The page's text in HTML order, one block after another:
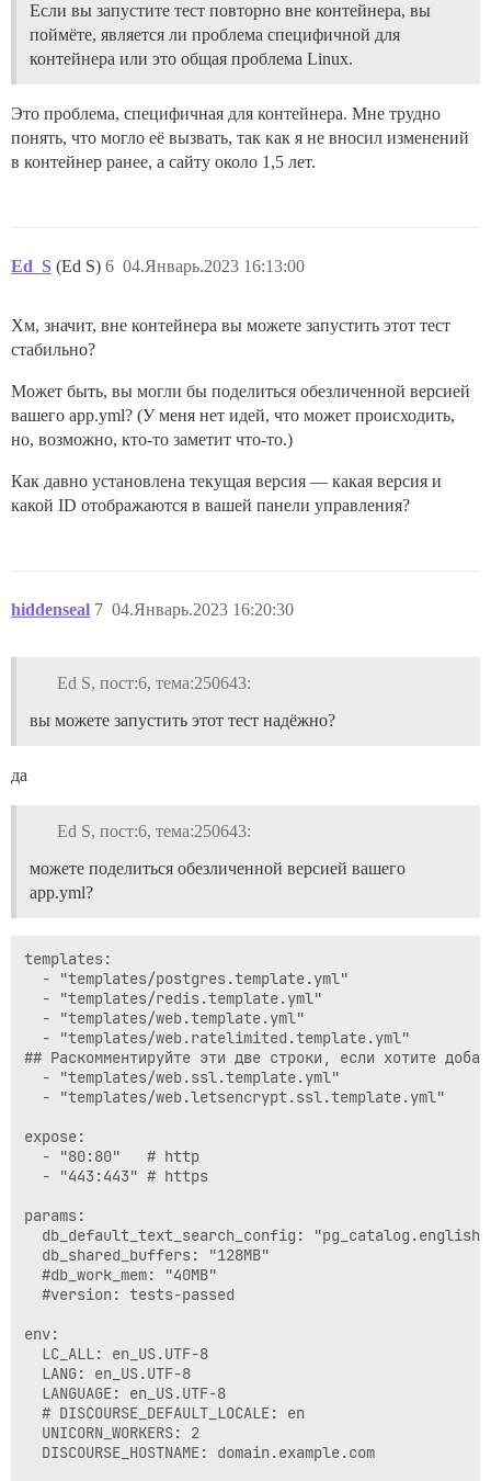
Если вы запустите тест повторно вне контейнера, вы
поймёте, является ли проблема специфичной для
контейнера или это общая проблема Linux.
Это проблема, специфичная для контейнера. Мне трудно
понять, что могло её вызвать, так как я не вносил изменений
в контейнер ранее, а сайту около 1,5 лет.
Ed_S (Ed S) 04.Январь.2023 16:13:00
6
Хм, значит, вне контейнера вы можете запустить этот тест
стабильно?
Может быть, вы могли бы поделиться обезличенной версией
вашего app.yml? (У меня нет идей, что может происходить,
но, возможно, кто-то заметит что-то.)
Как давно установлена текущая версия — какая версия и
какой ID отображаются в вашей панели управления?
hiddenseal 04.Январь.2023 16:20:30
7
Ed S, пост:6, тема:250643:
вы можете запустить этот тест надёжно?
да
Ed S, пост:6, тема:250643:
можете поделиться обезличенной версией вашего
app.yml?
templates:
  - "templates/postgres.template.yml"
  - "templates/redis.template.yml"
  - "templates/web.template.yml"
  - "templates/web.ratelimited.template.yml"
## Раскомментируйте эти две строки, если хотите
  - "templates/web.ssl.template.yml"
  - "templates/web.letsencrypt.ssl.template.yml"
expose:
  - "80:80"   # http
  - "443:443" # https
params:
  db_default_text_search_config: "pg_catalog.english"
  db_shared_buffers: "128MB"
  #db_work_mem: "40MB"
  #version: tests-passed
env:
  LC_ALL: en_US.UTF-8
  LANG: en_US.UTF-8
  LANGUAGE: en_US.UTF-8
  # DISCOURSE_DEFAULT_LOCALE: en
  UNICORN_WORKERS: 2
  DISCOURSE_HOSTNAME: domain.example.com